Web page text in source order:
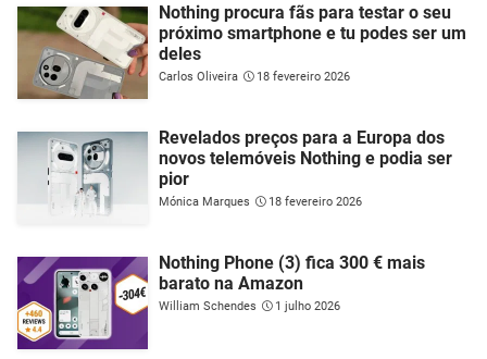
Nothing procura fãs para testar o seu
próximo smartphone e tu podes ser um
deles
Carlos Oliveira 18 fevereiro 2026
Revelados preços para a Europa dos
novos telemóveis Nothing e podia ser
pior
Mónica Marques 18 fevereiro 2026
Nothing Phone (3) fica 300 € mais
barato na Amazon
William Schendes 1 julho 2026